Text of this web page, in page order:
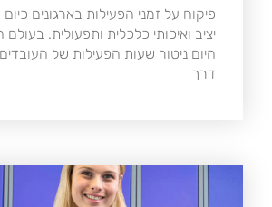
פיקוח על זמני הפעילות בארגונים
יציב ואיכותי כלכלית ותפעולית.
היום ניטור שעות הפעילות של
דרך